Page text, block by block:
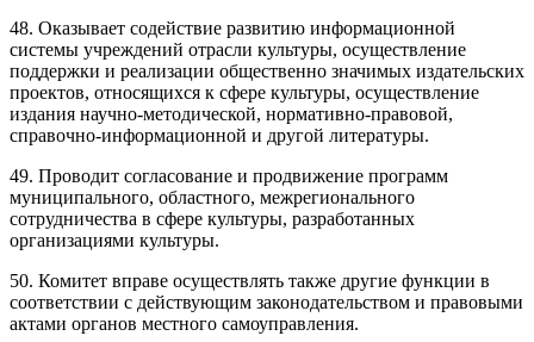
48. Оказывает содействие развитию информационной
системы учреждений отрасли культуры, осуществление
поддержки и реализации общественно значимых издательских
проектов, относящихся к сфере культуры, осуществление
издания научно-методической, нормативно-правовой,
справочно-информационной и другой литературы.
49. Проводит согласование и продвижение программ
муниципального, областного, межрегионального
сотрудничества в сфере культуры, разработанных
организациями культуры.
50. Комитет вправе осуществлять также другие функции в
соответствии с действующим законодательством и правовыми
актами органов местного самоуправления.